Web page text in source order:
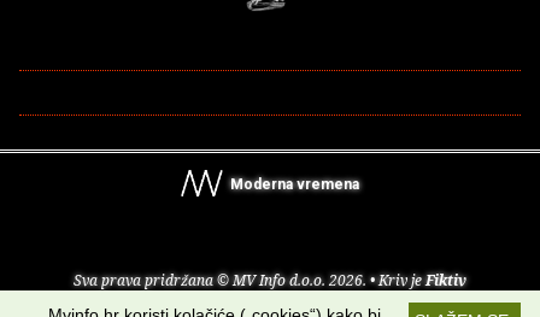
Moderna vremena
Sva prava pridržana © MV Info d.o.o. 2026. • Kriv jeFiktiv